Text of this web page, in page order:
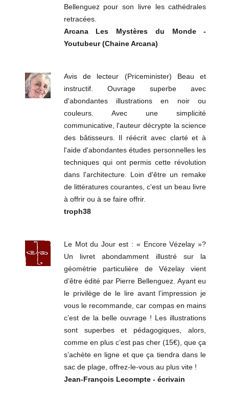
Bellenguez pour son livre les cathédrales
retracées.
Arcana Les Mystères du Monde -
Youtubeur (Chaine Arcana)
Avis de lecteur (Priceminister) Beau et
instructif. Ouvrage superbe avec
d'abondantes illustrations en noir ou
couleurs. Avec une simplicité
communicative, l'auteur décrypte la science
des bâtisseurs. Il réécrit avec clarté et à
l'aide d'abondantes études personnelles les
techniques qui ont permis cette révolution
dans l'architecture. Loin d'être un remake
de littératures courantes, c'est un beau livre
à offrir ou à se faire offrir.
troph38
Le Mot du Jour est : « Encore Vézelay »?
Un livret abondamment illustré sur la
géométrie particulière de Vézelay vient
d’être édité par Pierre Bellenguez. Ayant eu
le privilège de le lire avant l’impression je
vous le recommande, car compas en mains
c’est de la belle ouvrage ! Les illustrations
sont superbes et pédagogiques, alors,
comme en plus c’est pas cher (15€), que ça
s’achète en ligne et que ça tiendra dans le
sac de plage, offrez-le-vous au plus vite !
Jean-François Lecompte - écrivain